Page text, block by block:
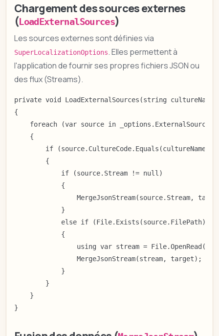
Chargement des sources externes
(LoadExternalSources)
Les sources externes sont définies via
SuperLocalizationOptions. Elles permettent à
l'application de fournir ses propres fichiers JSON ou
des flux (Streams).
private void LoadExternalSources(string
{
    foreach (var source in _options.ExternalSources)
    {
if (source.CultureCode.Equals(cultureName,
        {
            if (source.Stream != null)
            {
MergeJsonStream(source.Stream,
            }
            else if (File.Exists(source.FilePath))
            {
using var stream =
                MergeJsonStream(stream, target);
            }
        }
    }
}